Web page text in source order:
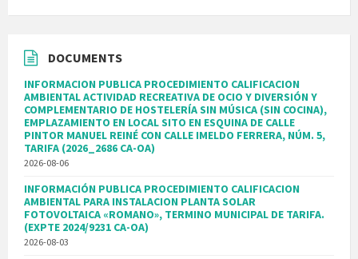
DOCUMENTS
INFORMACION PUBLICA PROCEDIMIENTO CALIFICACION
AMBIENTAL ACTIVIDAD RECREATIVA DE OCIO Y DIVERSIÓN Y
COMPLEMENTARIO DE HOSTELERÍA SIN MÚSICA (SIN COCINA),
EMPLAZAMIENTO EN LOCAL SITO EN ESQUINA DE CALLE
PINTOR MANUEL REINÉ CON CALLE IMELDO FERRERA, NÚM. 5,
TARIFA (2026_2686 CA-OA)
2026-08-06
INFORMACIÓN PUBLICA PROCEDIMIENTO CALIFICACION
AMBIENTAL PARA INSTALACION PLANTA SOLAR
FOTOVOLTAICA «ROMANO», TERMINO MUNICIPAL DE TARIFA.
(EXPTE 2024/9231 CA-OA)
2026-08-03